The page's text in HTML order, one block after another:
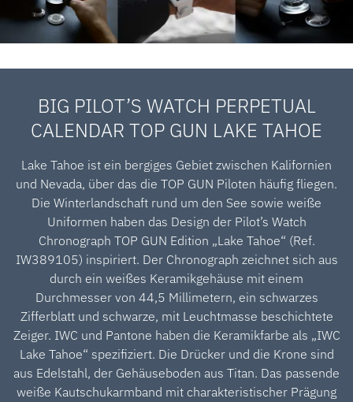
BIG PILOT’S WATCH PERPETUAL
CALENDAR TOP GUN LAKE TAHOE
Lake Tahoe ist ein bergiges Gebiet zwischen Kalifornien
und Nevada, über das die TOP GUN Piloten häufig fliegen.
Die Winterlandschaft rund um den See sowie weiße
Uniformen haben das Design der Pilot’s Watch
Chronograph TOP GUN Edition „Lake Tahoe“ (Ref.
IW389105) inspiriert. Der Chronograph zeichnet sich aus
durch ein weißes Keramikgehäuse mit einem
Durchmesser von 44,5 Millimetern, ein schwarzes
Zifferblatt und schwarze, mit Leuchtmasse beschichtete
Zeiger. IWC und Pantone haben die Keramikfarbe als „IWC
Lake Tahoe“ spezifiziert. Die Drücker und die Krone sind
aus Edelstahl, der Gehäuseboden aus Titan. Das passende
weiße Kautschukarmband mit charakteristischer Prägung